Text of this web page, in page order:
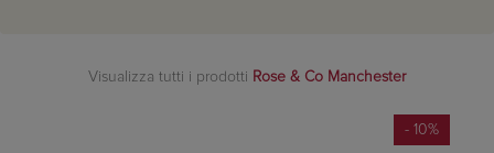
Visualizza tutti i prodotti Rose & Co Manchester
- 10%